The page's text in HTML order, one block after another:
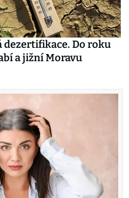
dezertifikace. Do roku
a jižní Moravu